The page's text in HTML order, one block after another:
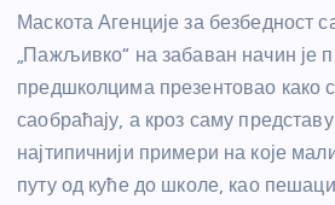
Маскота Агенције за безбедност
„Пажљивко“ на забаван начин је
предшколцима презентовао како
саобраћају, а кроз саму
најтипичнији примери на које
путу од куће до школе, као